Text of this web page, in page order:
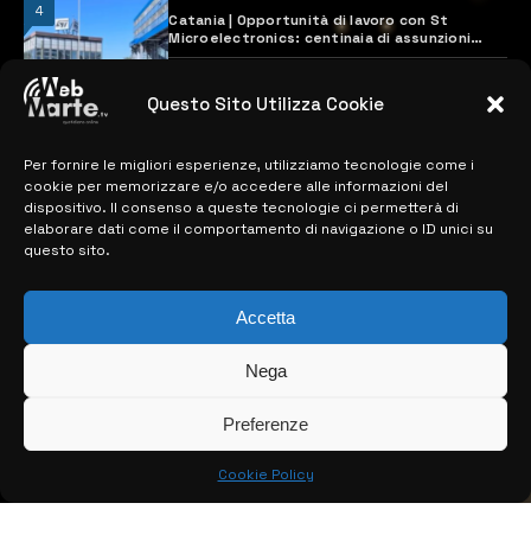
Questo Sito Utilizza Cookie
Per fornire le migliori esperienze, utilizziamo tecnologie come i
cookie per memorizzare e/o accedere alle informazioni del
dispositivo. Il consenso a queste tecnologie ci permetterà di
elaborare dati come il comportamento di navigazione o ID unici su
questo sito.
Accetta
Nega
Preferenze
Cookie Policy
4
Catania | Opportunità di lavoro con St
Microelectronics: centinaia di assunzioni
previste
MAPPA DEL SITO
> NOTIZIE